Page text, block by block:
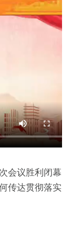
会议胜利闭幕
传达贯彻落实